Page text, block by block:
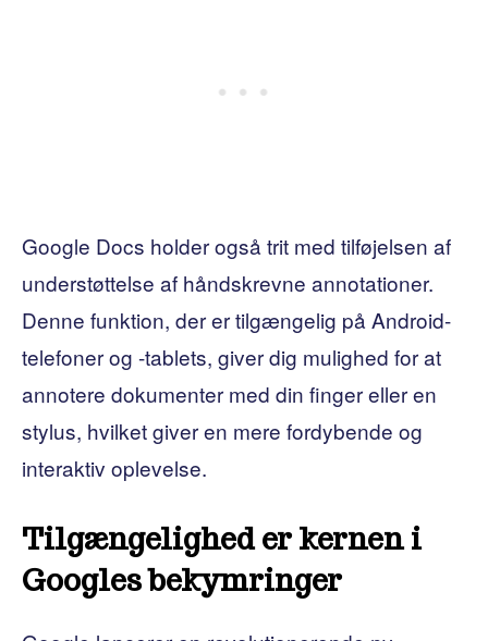
Google Docs holder også trit med tilføjelsen af ​​
understøttelse af håndskrevne annotationer.
Denne funktion, der er tilgængelig på Android-
telefoner og -tablets, giver dig mulighed for at
annotere dokumenter med din finger eller en
stylus, hvilket giver en mere fordybende og
interaktiv oplevelse.
Tilgængelighed er kernen i
Googles bekymringer